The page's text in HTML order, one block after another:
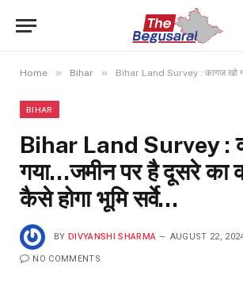
Home » Bihar » Bihar Land Survey : कागज खो गया…जमीन पर है
BIHAR
Bihar Land Survey :
गया…जमीन पर है दूसरे का
कैसे होगा भूमि सर्वे…
BY DIVYANSHI SHARMA AUGUST 22,
NO COMMENTS